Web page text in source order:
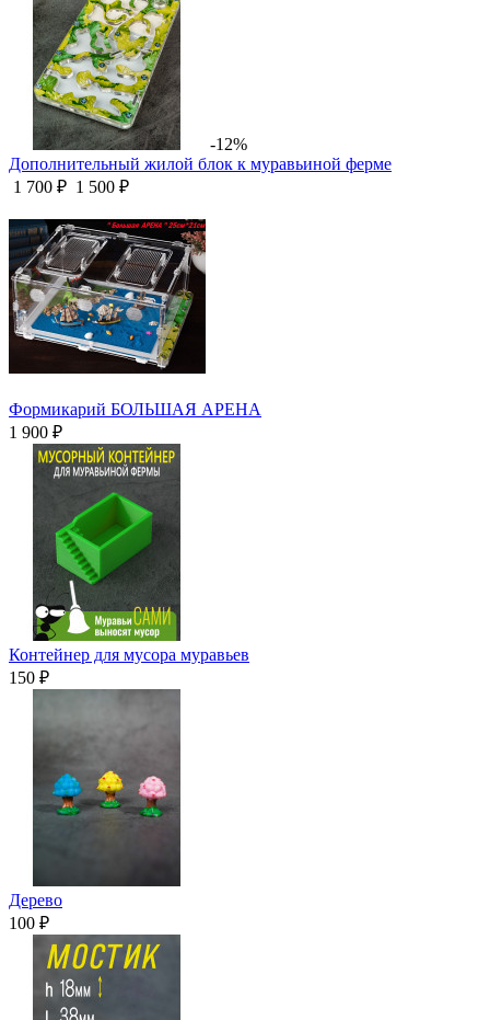
-12%
Дополнительный жилой блок к муравьиной ферме
1 700 ₽ 1 500 ₽
Формикарий БОЛЬШАЯ АРЕНА
1 900 ₽
Контейнер для мусора муравьев
150 ₽
Дерево
100 ₽